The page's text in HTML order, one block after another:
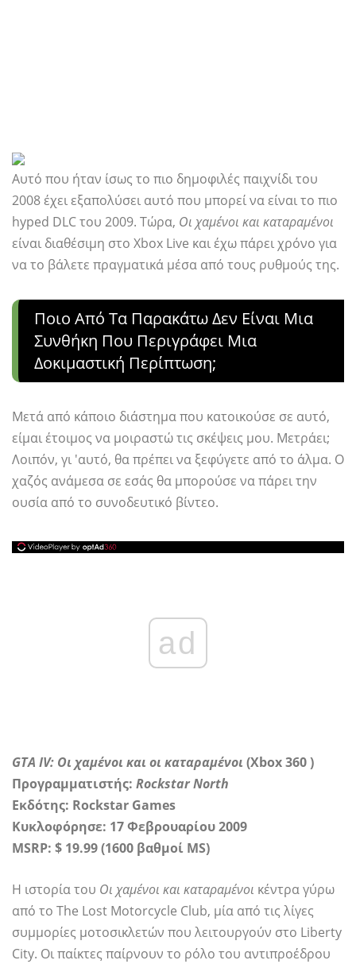
Αυτό που ήταν ίσως το πιο δημοφιλές παιχνίδι του
2008 έχει εξαπολύσει αυτό που μπορεί να είναι το πιο
hyped DLC του 2009. Τώρα, Οι χαμένοι και καταραμένοι
είναι διαθέσιμη στο Xbox Live και έχω πάρει χρόνο για
να το βάλετε πραγματικά μέσα από τους ρυθμούς της.
Ποιο Από Τα Παρακάτω Δεν Είναι Μια
Συνθήκη Που Περιγράφει Μια
Δοκιμαστική Περίπτωση;
Μετά από κάποιο διάστημα που κατοικούσε σε αυτό,
είμαι έτοιμος να μοιραστώ τις σκέψεις μου. Μετράει;
Λοιπόν, γι 'αυτό, θα πρέπει να ξεφύγετε από το άλμα. Ο
χαζός ανάμεσα σε εσάς θα μπορούσε να πάρει την
ουσία από το συνοδευτικό βίντεο.
ad
GTA IV: Οι χαμένοι και οι καταραμένοι (Xbox 360)
Προγραμματιστής: Rockstar North
Εκδότης: Rockstar Games
Κυκλοφόρησε: 17 Φεβρουαρίου 2009
MSRP: $ 19.99 (1600 βαθμοί MS)
Η ιστορία του Οι χαμένοι και καταραμένοι κέντρα γύρω
από το The Lost Motorcycle Club, μία από τις λίγες
συμμορίες μοτοσικλετών που λειτουργούν στο Liberty
City. Οι παίκτες παίρνουν το ρόλο του αντιπροέδρου